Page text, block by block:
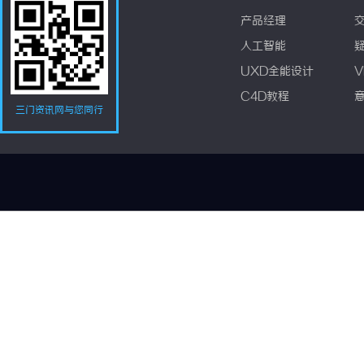
三门资讯网与您同行
产品经理
人工智能
UXD全能设计
C4D教程